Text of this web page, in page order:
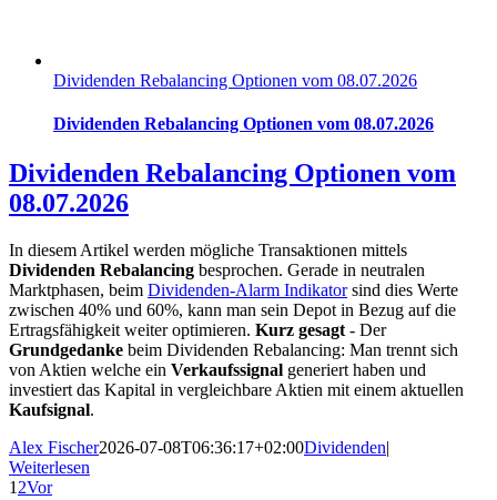
Dividenden Rebalancing Optionen vom 08.07.2026
Dividenden Rebalancing Optionen vom 08.07.2026
Dividenden Rebalancing Optionen vom
08.07.2026
In diesem Artikel werden mögliche Transaktionen mittels
Dividenden Rebalancing besprochen. Gerade in neutralen
Marktphasen, beim Dividenden-Alarm Indikatorsind dies Werte
zwischen 40% und 60%, kann man sein Depot in Bezug auf die
Ertragsfähigkeit weiter optimieren. Kurz gesagt - Der
Grundgedanke beim Dividenden Rebalancing: Man trennt sich
von Aktien welche ein Verkaufssignal generiert haben und
investiert das Kapital in vergleichbare Aktien mit einem aktuellen
Kaufsignal.
Alex Fischer2026-07-08T06:36:17+02:00Dividenden|
Weiterlesen
1 2Vor